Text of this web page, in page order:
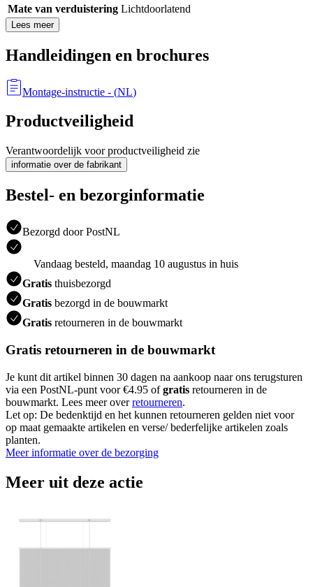
Mate van verduistering Lichtdoorlatend
Lees meer
Handleidingen en brochures
Montage-instructie - (NL)
Productveiligheid
Verantwoordelijk voor productveiligheid zie
informatie over de fabrikant
Bestel- en bezorginformatie
Bezorgd door PostNL
Vandaag besteld, maandag 10 augustus in huis
Gratis thuisbezorgd
Gratis bezorgd in de bouwmarkt
Gratis retourneren in de bouwmarkt
Gratis retourneren in de bouwmarkt
Je kunt dit artikel binnen 30 dagen na aankoop naar ons terugsturen
via een PostNL-punt voor €4.95 ofgratis retourneren in de
bouwmarkt. Lees meer overretourneren.
Let op: De bedenktijd en het kunnen retourneren gelden niet voor
op maat gemaakte artikelen en verse/ bederfelijke artikelen zoals
planten.
Meer informatie over de bezorging
Meer uit deze actie